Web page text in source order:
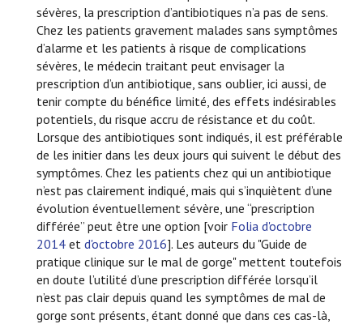
sévères, la prescription d’antibiotiques n’a pas de sens.
Chez les patients gravement malades sans symptômes
d’alarme et les patients à risque de complications
sévères, le médecin traitant peut envisager la
prescription d’un antibiotique, sans oublier, ici aussi, de
tenir compte du bénéfice limité, des effets indésirables
potentiels, du risque accru de résistance et du coût.
Lorsque des antibiotiques sont indiqués, il est préférable
de les initier dans les deux jours qui suivent le début des
symptômes. Chez les patients chez qui un antibiotique
n’est pas clairement indiqué, mais qui s’inquiètent d’une
évolution éventuellement sévère, une “prescription
différée” peut être une option [voir Folia d'octobre
2014 et d'octobre 2016]. Les auteurs du "Guide de
pratique clinique sur le mal de gorge" mettent toutefois
en doute l’utilité d’une prescription différée lorsqu’il
n’est pas clair depuis quand les symptômes de mal de
gorge sont présents, étant donné que dans ces cas-là,